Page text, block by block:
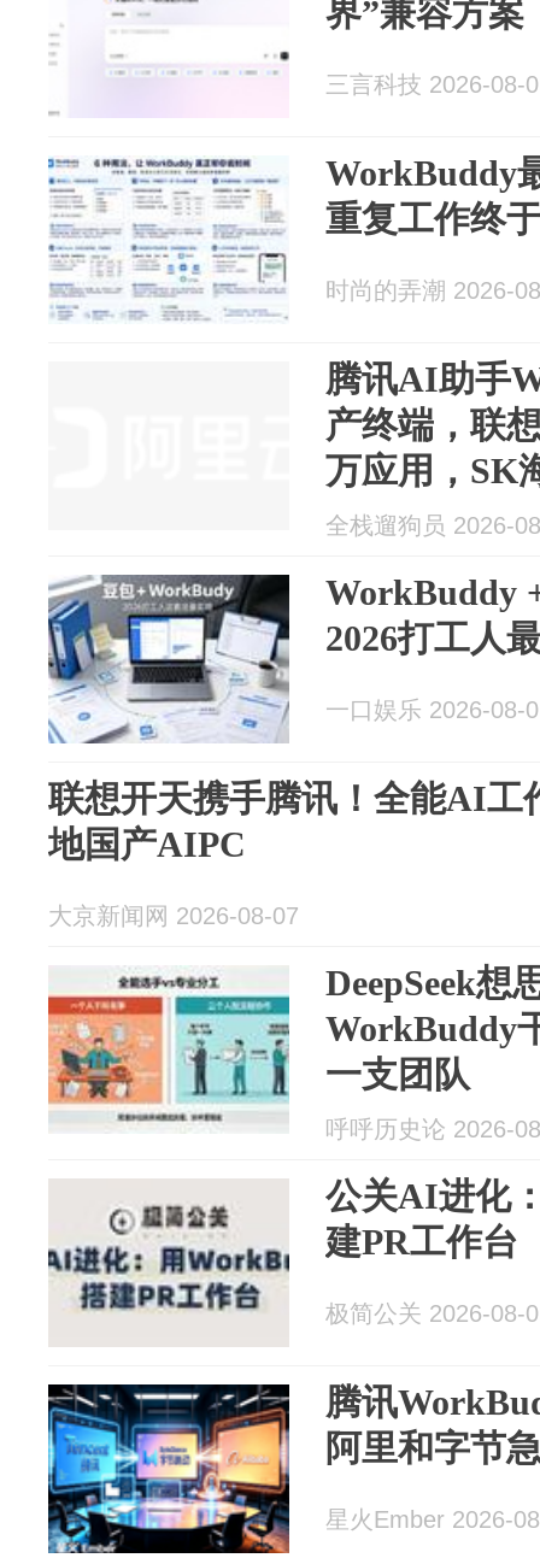
界”兼容方案
三言科技 2026-08-
WorkBuddy
重复工作终
时尚的弄潮 2026-
腾讯AI助手
产终端，联
万应用，SK
报
全栈遛狗员 2026-
WorkBuddy
2026打工人
一口娱乐 2026-08-
联想开天携手腾讯！全能AI工
地国产AIPC
大京新闻网 2026-08-07
DeepSeek想
WorkBuddy
一支团队
呼呼历史论 2026-
公关AI进化
建PR工作台
极简公关 2026-08-
腾讯
阿里和字节
星火Ember 2026-